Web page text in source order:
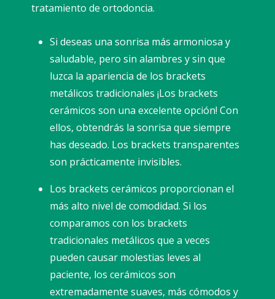
tratamiento de ortodoncia.
Si deseas una sonrisa más armoniosa y
saludable, pero sin alambres y sin que
luzca la apariencia de los brackets
metálicos tradicionales ¡Los brackets
cerámicos son una excelente opción! Con
ellos, obtendrás la sonrisa que siempre
has deseado. Los brackets transparentes
son prácticamente invisibles.
Los brackets cerámicos proporcionan el
más alto nivel de comodidad. Si los
comparamos con los brackets
tradicionales metálicos que a veces
pueden causar molestias leves al
paciente, los cerámicos son
extremadamente suaves, más cómodos y